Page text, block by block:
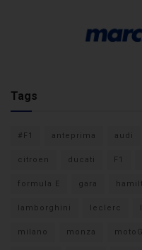
Tags
#F1 anteprima audi
citroen ducati F1
formula E gara
lamborghini leclerc
milano monza